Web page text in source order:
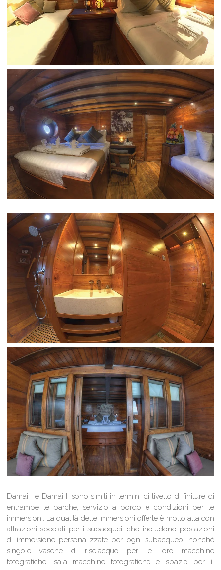
Damai I e Damai II sono simili in termini di livello di finiture di
entrambe le barche, servizio a bordo e condizioni per le
immersioni. La qualità delle immersioni offerte è molto alta con
attrazioni speciali per i subacquei, che includono postazioni
di immersione personalizzate per ogni subacqueo, nonché
singole vasche di risciacquo per le loro macchine
fotografiche, sala macchine fotografiche e spazio per il